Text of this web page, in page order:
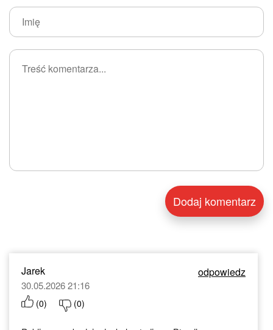
Jarek odpowiedz
30.05.2026 21:16
(0) (0)